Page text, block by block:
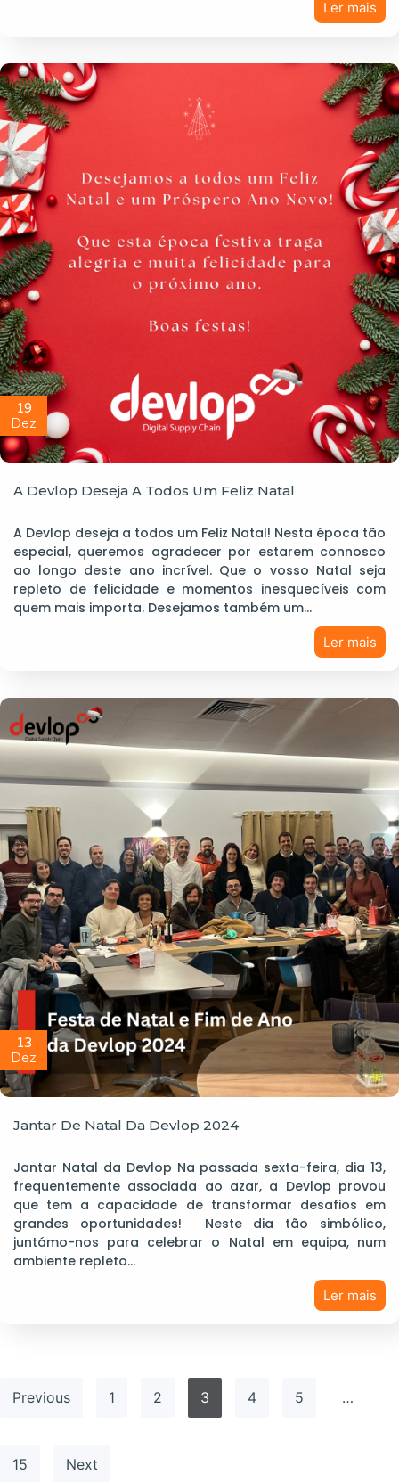
Ler mais
19
Dez
A Devlop Deseja A Todos Um Feliz Natal
A Devlop deseja a todos um Feliz Natal! Nesta época tão
especial, queremos agradecer por estarem connosco
ao longo deste ano incrível. Que o vosso Natal seja
repleto de felicidade e momentos inesquecíveis com
quem mais importa. Desejamos também um…
Ler mais
13
Dez
Jantar De Natal Da Devlop 2024
Jantar Natal da Devlop Na passada sexta-feira, dia 13,
frequentemente associada ao azar, a Devlop provou
que tem a capacidade de transformar desafios em
grandes oportunidades! Neste dia tão simbólico,
juntámo-nos para celebrar o Natal em equipa, num
ambiente repleto…
Ler mais
Previous 1 2 3 4 5 …
15 Next